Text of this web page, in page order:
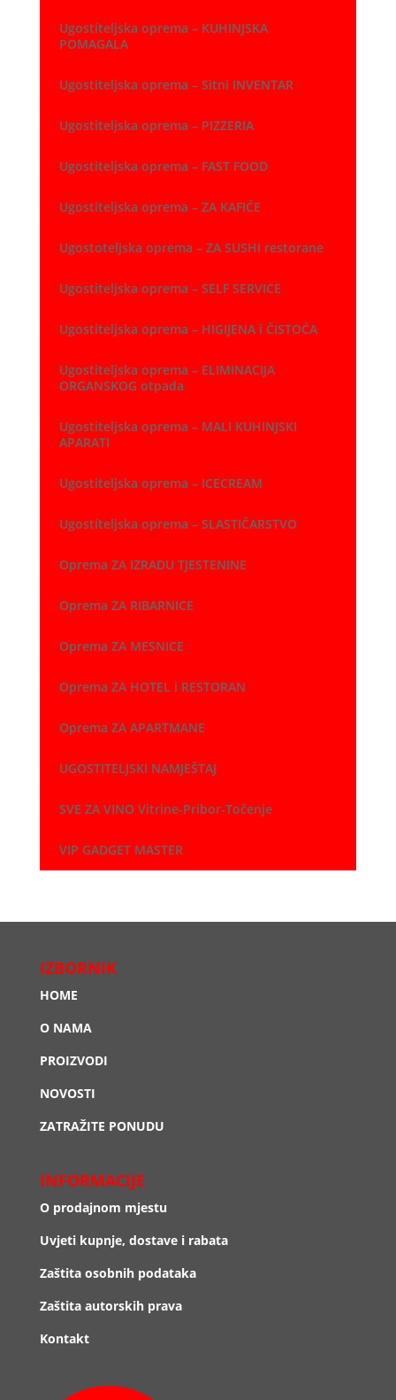
Ugostiteljska oprema – KUHINJSKA
POMAGALA
Ugostiteljska oprema – Sitni INVENTAR
Ugostiteljska oprema – PIZZERIA
Ugostiteljska oprema – FAST FOOD
Ugostiteljska oprema – ZA KAFIĆE
Ugostoteljska oprema – ZA SUSHI restorane
Ugostiteljska oprema – SELF SERVICE
Ugostiteljska oprema – HIGIJENA i ČISTOĆA
Ugostiteljska oprema – ELIMINACIJA
ORGANSKOG otpada
Ugostiteljska oprema – MALI KUHINJSKI
APARATI
Ugostiteljska oprema – ICECREAM
Ugostiteljska oprema – SLASTIČARSTVO
Oprema ZA IZRADU TJESTENINE
Oprema ZA RIBARNICE
Oprema ZA MESNICE
Oprema ZA HOTEL i RESTORAN
Oprema ZA APARTMANE
UGOSTITELJSKI NAMJEŠTAJ
SVE ZA VINO Vitrine-Pribor-Točenje
VIP GADGET MASTER
IZBORNIK
HOME
O NAMA
PROIZVODI
NOVOSTI
ZATRAŽITE PONUDU
INFORMACIJE
O prodajnom mjestu
Uvjeti kupnje, dostave i rabata
Zaštita osobnih podataka
Zaštita autorskih prava
Kontakt